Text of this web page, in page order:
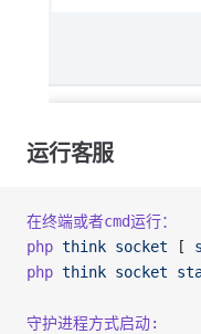
运行客服
在终端或者cmd运行：
php think socket [
php think socket
守护进程方式启动: